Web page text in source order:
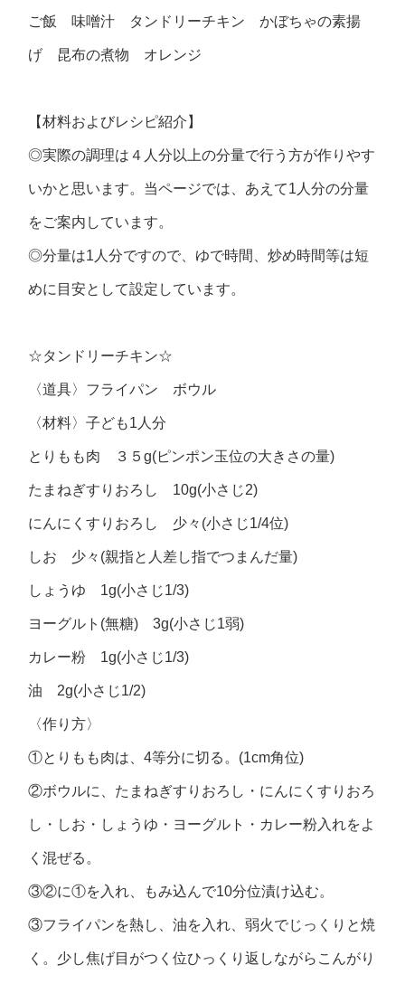
ご飯 味噌汁 タンドリーチキン かぼちゃの素揚
げ 昆布の煮物 オレンジ
【材料およびレシピ紹介】
◎実際の調理は４人分以上の分量で行う方が作りやす
いかと思います。当ページでは、あえて1人分の分量
をご案内しています。
◎分量は1人分ですので、ゆで時間、炒め時間等は短
めに目安として設定しています。
☆タンドリーチキン☆
〈道具〉フライパン ボウル
〈材料〉子ども1人分
とりもも肉 ３５g(ピンポン玉位の大きさの量)
たまねぎすりおろし 10g(小さじ2)
にんにくすりおろし 少々(小さじ1/4位)
しお 少々(親指と人差し指でつまんだ量)
しょうゆ 1g(小さじ1/3)
ヨーグルト(無糖) 3g(小さじ1弱)
カレー粉 1g(小さじ1/3)
油 2g(小さじ1/2)
〈作り方〉
①とりもも肉は、4等分に切る。(1cm角位)
②ボウルに、たまねぎすりおろし・にんにくすりおろ
し・しお・しょうゆ・ヨーグルト・カレー粉入れをよ
く混ぜる。
③②に①を入れ、もみ込んで10分位漬け込む。
③フライパンを熱し、油を入れ、弱火でじっくりと焼
く。少し焦げ目がつく位ひっくり返しながらこんがり